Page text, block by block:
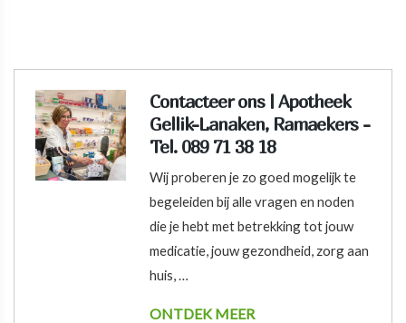
Contacteer ons | Apotheek
Gellik-Lanaken, Ramaekers -
Tel. 089 71 38 18
Wij proberen je zo goed mogelijk te
begeleiden bij alle vragen en noden
die je hebt met betrekking tot jouw
medicatie, jouw gezondheid, zorg aan
huis, …
ONTDEK MEER